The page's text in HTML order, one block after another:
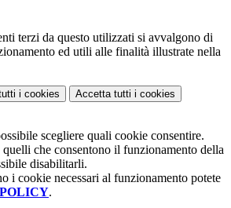
terzi da questo utilizzati si avvalgono di
ed utili alle finalità illustrate nella
i cookies Accetta tutti i cookies
scegliere quali cookie consentire.
che consentono il funzionamento della
disabilitarli.
i cookie necessari al funzionamento potete
.